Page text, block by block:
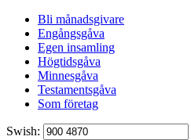
Bli månadsgivare
Engångsgåva
Egen insamling
Högtidsgåva
Minnesgåva
Testamentsgåva
Som företag
Swish: